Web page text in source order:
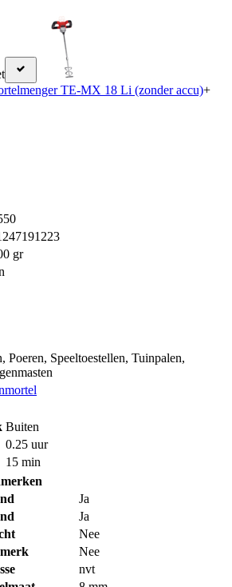
TE-MX 18 Li (zonder accu)+
gr
, Poeren, Speeltoestellen, Tuinpalen,
Buiten
0.25 uur
15 min
Ja
Ja
Nee
Nee
nvt